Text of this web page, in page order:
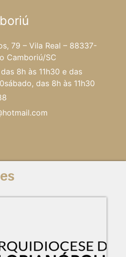
79 – Vila Real – 88337-
Camboriú/SC
8h às 11h30 e das
das 8h às 11h30